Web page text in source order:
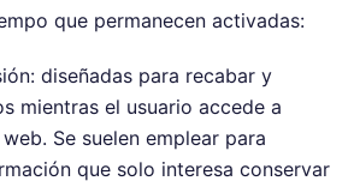
que permanecen activadas:
diseñadas para recabar y
mientras el usuario accede a
Se suelen emplear para
que solo interesa conservar